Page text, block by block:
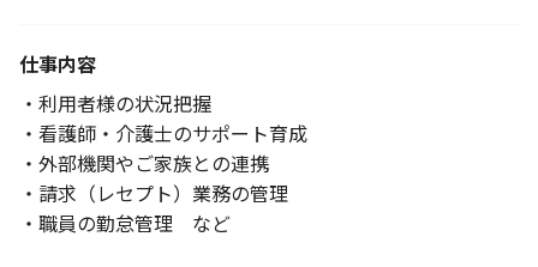
仕事内容
・利用者様の状況把握
・看護師・介護士のサポート育成
・外部機関やご家族との連携
・請求（レセプト）業務の管理
・職員の勤怠管理 など